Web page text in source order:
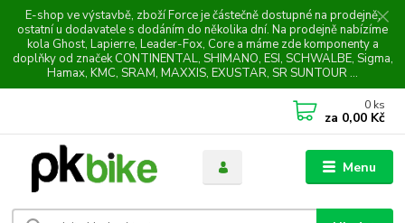
E-shop ve výstavbě, zboží Force je částečně dostupné na prodejně,
ostatní u dodavatele s dodáním do několika dní. Na prodejně nabízíme
kola Ghost, Lapierre, Leader-Fox, Core a máme zde komponenty a
doplňky od značek CONTINENTAL, SHIMANO, ESI, SCHWALBE, Sigma,
Hamax, KMC, SRAM, MAXXIS, EXUSTAR, SR SUNTOUR ...
Menu
0 ks
za 0,00 Kč